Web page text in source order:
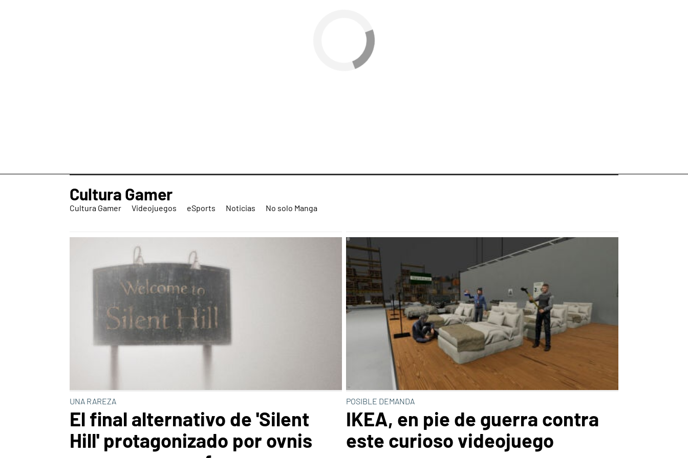
Cultura Gamer
Cultura Gamer Videojuegos eSports Noticias No solo Manga
UNA RAREZA
El final alternativo de 'Silent
Hill' protagonizado por ovnis
POSIBLE DEMANDA
IKEA, en pie de guerra contra
este curioso videojuego